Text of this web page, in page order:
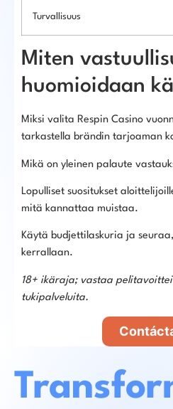
Turvallisuus
Miten
huomioidaan
Miksi valita Respin Casino
tarkastella brändin tarjoaman
Mikä on yleinen palaute
Lopulliset suositukset
mitä kannattaa muistaa.
Käytä budjettilaskuria ja
kerrallaan.
18+ ikäraja; vastaa
tukipalveluita.